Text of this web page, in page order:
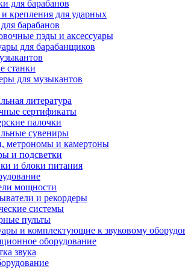
для барабанов
крепления для ударных
барабанов
пэды и аксессуары
для барабанщиков
станки
для музыкантов
литература
сертификаты
палочки
сувениры
метрономы и камертоны
и подсветки
и блоки питания
мощности
и рекордеры
системы
пульты
и комплектующие к звуковому
оборудование
звука